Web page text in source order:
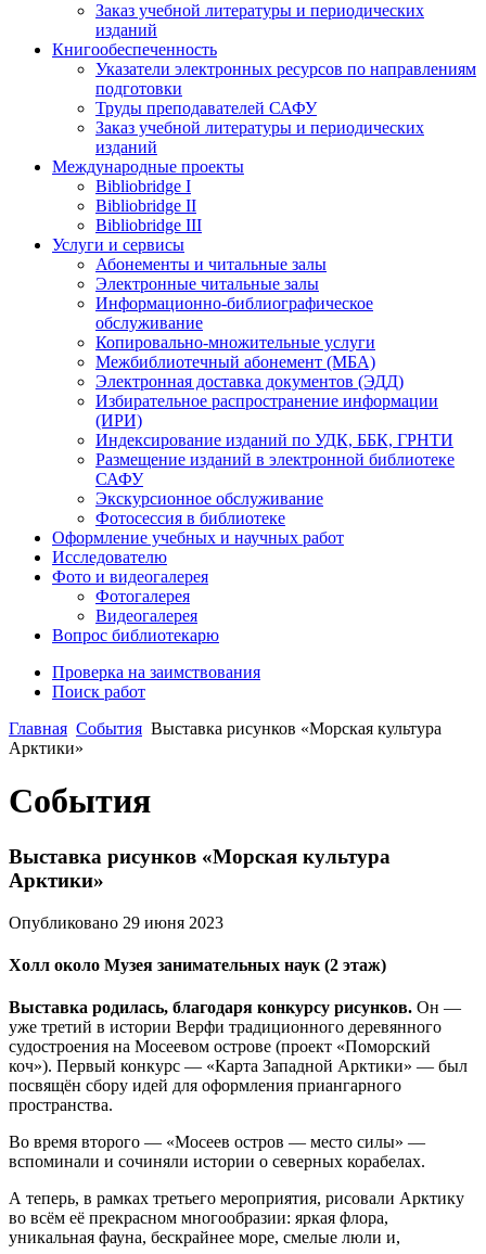
Заказ учебной литературы и периодических
изданий
Книгообеспеченность
Указатели электронных ресурсов по направлениям
подготовки
Труды преподавателей САФУ
Заказ учебной литературы и периодических
изданий
Международные проекты
Bibliobridge I
Bibliobridge II
Bibliobridge III
Услуги и сервисы
Абонементы и читальные залы
Электронные читальные залы
Информационно-библиографическое
обслуживание
Копировально-множительные услуги
Межбиблиотечный абонемент (МБА)
Электронная доставка документов (ЭДД)
Избирательное распространение информации
(ИРИ)
Индексирование изданий по УДК, ББК, ГРНТИ
Размещение изданий в электронной библиотеке
САФУ
Экскурсионное обслуживание
Фотосессия в библиотеке
Оформление учебных и научных работ
Исследователю
Фото и видеогалерея
Фотогалерея
Видеогалерея
Вопрос библиотекарю
Проверка на заимствования
Поиск работ
Главная События Выставка рисунков «Морская культура
Арктики»
События
Выставка рисунков «Морская культура
Арктики»
Опубликовано 29 июня 2023
Холл около Музея занимательных наук (2 этаж)
Выставка родилась, благодаря конкурсу рисунков. Он —
уже третий в истории Верфи традиционного деревянного
судостроения на Мосеевом острове (проект «Поморский
коч»). Первый конкурс — «Карта Западной Арктики» — был
посвящён сбору идей для оформления приангарного
пространства.
Во время второго — «Мосеев остров — место силы» —
вспоминали и сочиняли истории о северных корабелах.
А теперь, в рамках третьего мероприятия, рисовали Арктику
во всём её прекрасном многообразии: яркая флора,
уникальная фауна, бескрайнее море, смелые люли и,